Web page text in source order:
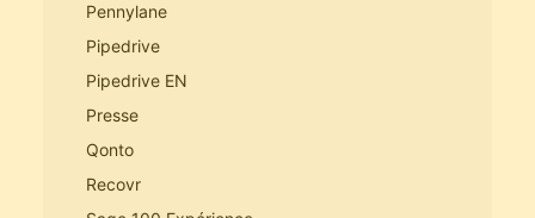
Pennylane
Pipedrive
Pipedrive EN
Presse
Qonto
Recovr